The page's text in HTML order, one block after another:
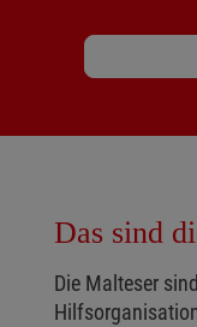
Das sind
Die Malteser